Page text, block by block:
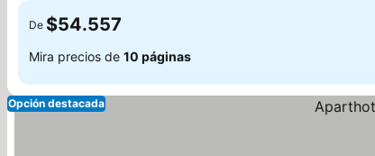
De $54.557
Mira precios de 10 páginas
Opción destacada